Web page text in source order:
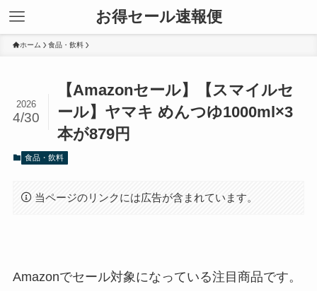
お得セール速報便
ホーム 食品・飲料
【Amazonセール】【スマイルセ
ール】ヤマキ めんつゆ1000ml×3
本が879円
2026
4/30
食品・飲料
当ページのリンクには広告が含まれています。
Amazonでセール対象になっている注目商品です。